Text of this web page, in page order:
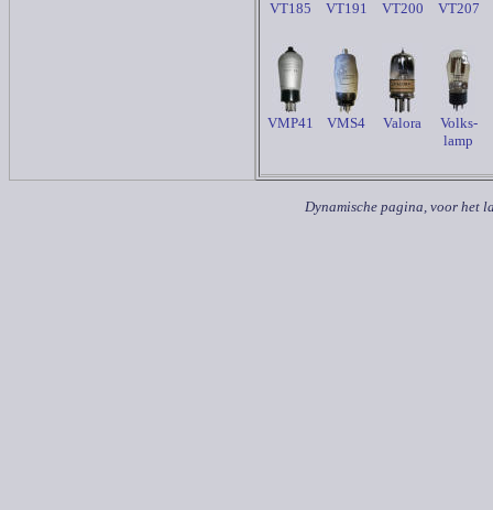
VT185 VT191 VT200 VT207
VMP41 VMS4 Valora
Volks-
lamp
Dynamische pagina, voor het